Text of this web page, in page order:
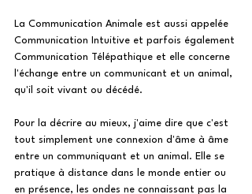
La Communication Animale est aussi appelée
Communication Intuitive et parfois également
Communication Télépathique et elle concerne
l'échange entre un communicant et un animal,
qu'il soit vivant ou décédé.
Pour la décrire au mieux, j'aime dire que c'est
tout simplement une connexion d'âme à âme
entre un communiquant et un animal. Elle se
pratique à distance dans le monde entier ou
en présence, les ondes ne connaissant pas la